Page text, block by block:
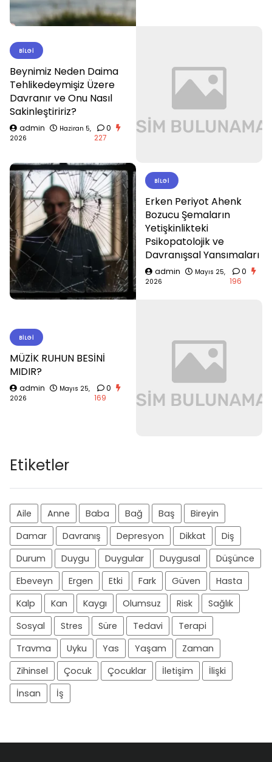
BILGI
Beynimiz Neden Daima
Tehlikedeymişiz Üzere
Davranır ve Onu Nasıl
Sakinleştiririz?
admin
Haziran 5,
2026
0
227
BILGI
Erken Periyot Ahenk
Bozucu Şemaların
Yetişkinlikteki
Psikopatolojik ve
Davranışsal Yansımaları
admin
Mayıs 25,
2026
0
196
BILGI
MÜZİK RUHUN BESİNİ
MIDIR?
admin
Mayıs 25,
2026
0
169
Etiketler
Aile Anne Baba Bağ Baş
Bireyin
Damar
Davranış Depresyon Dikkat
Diş
Durum
Duygu Duygular Duygusal
Düşünce
Ebeveyn
Ergen Etki Fark Güven
Hasta
Kalp
Kan Kaygı Olumsuz Risk
Sağlık
Sosyal
Stres Süre Tedavi
Terapi
Travma
Uyku Yas Yaşam
Zaman
Zihinsel
Çocuk Çocuklar İletişim
İlişki
İnsan
İş